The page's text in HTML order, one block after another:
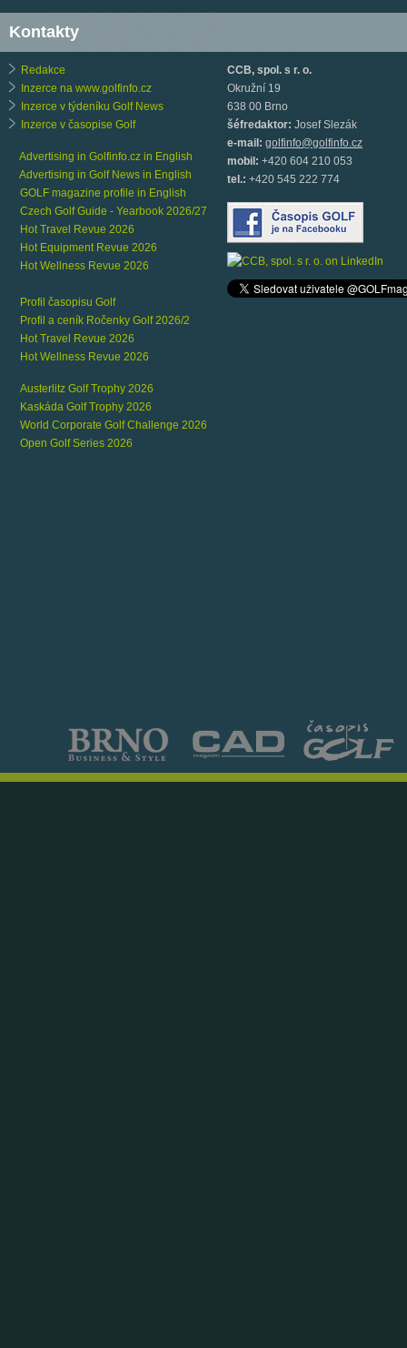
Kontakty
Redakce
Inzerce na www.golfinfo.cz
Inzerce v týdeníku Golf News
Inzerce v časopise Golf
Advertising in Golfinfo.cz in English
Advertising in Golf News in English
GOLF magazine profile in English
Czech Golf Guide - Yearbook 2026/27
Hot Travel Revue 2026
Hot Equipment Revue 2026
Hot Wellness Revue 2026
Profil časopisu Golf
Profil a ceník Ročenky Golf 2026/2
Hot Travel Revue 2026
Hot Wellness Revue 2026
Austerlitz Golf Trophy 2026
Kaskáda Golf Trophy 2026
World Corporate Golf Challenge 2026
Open Golf Series 2026
CCB, spol. s r. o.
Okružní 19
638 00 Brno
šéfredaktor: Josef Slezák
e-mail: golfinfo@golfinfo.cz
mobil: +420 604 210 053
tel.: +420 545 222 774